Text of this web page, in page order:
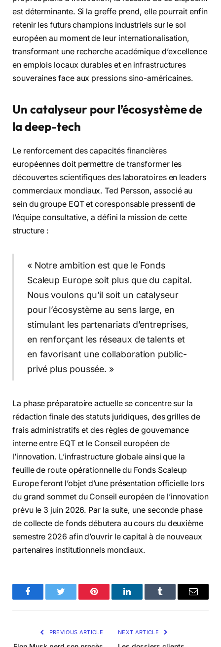
est déterminante. Si la greffe prend, elle pourrait enfin
retenir les futurs champions industriels sur le sol
européen au moment de leur internationalisation,
transformant une recherche académique d’excellence
en emplois locaux durables et en infrastructures
souveraines face aux pressions sino-américaines.
Un catalyseur pour l’écosystème de
la deep-tech
Le renforcement des capacités financières
européennes doit permettre de transformer les
découvertes scientifiques des laboratoires en leaders
commerciaux mondiaux. Ted Persson, associé au
sein du groupe EQT et coresponsable pressenti de
l’équipe consultative, a défini la mission de cette
structure :
« Notre ambition est que le Fonds
Scaleup Europe soit plus que du capital.
Nous voulons qu’il soit un catalyseur
pour l’écosystème au sens large, en
stimulant les partenariats d’entreprises,
en renforçant les réseaux de talents et
en favorisant une collaboration public-
privé plus poussée. »
La phase préparatoire actuelle se concentre sur la
rédaction finale des statuts juridiques, des grilles de
frais administratifs et des règles de gouvernance
interne entre EQT et le Conseil européen de
l’innovation. L’infrastructure globale ainsi que la
feuille de route opérationnelle du Fonds Scaleup
Europe feront l’objet d’une présentation officielle lors
du grand sommet du Conseil européen de l’innovation
prévu le 3 juin 2026. Par la suite, une seconde phase
de collecte de fonds débutera au cours du deuxième
semestre 2026 afin d’ouvrir le capital à de nouveaux
partenaires institutionnels mondiaux.
FacebookTwitter Pinterest LinkedInTumblr Email
PREVIOUS ARTICLE NEXT ARTICLE